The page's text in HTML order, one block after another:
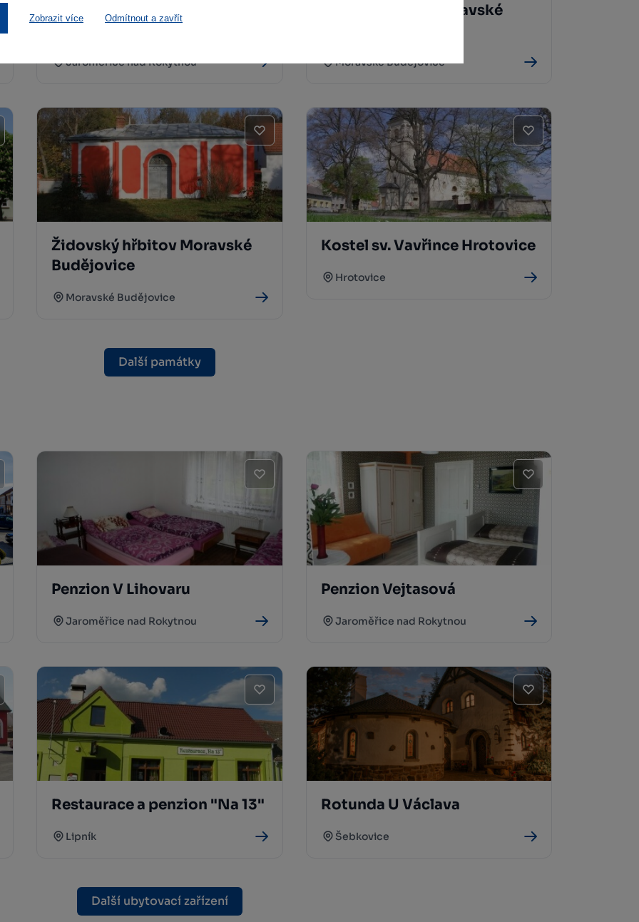
Zobrazit více Odmítnout a zavřít
Kostel sv. Markéty
Jaroměřice nad Rokytnou
Židovská čtvrť Moravské
Moravské Budějovice
Židovský hřbitov Moravské
Budějovice
Moravské Budějovice
Kostel sv. Vavřince Hrotovice
Hrotovice
Další památky
Penzion V Lihovaru
Jaroměřice nad Rokytnou
Penzion Vejtasová
Jaroměřice nad Rokytnou
Restaurace a penzion "Na 13"
Lipník
Rotunda U Václava
Šebkovice
Další ubytovací zařízení